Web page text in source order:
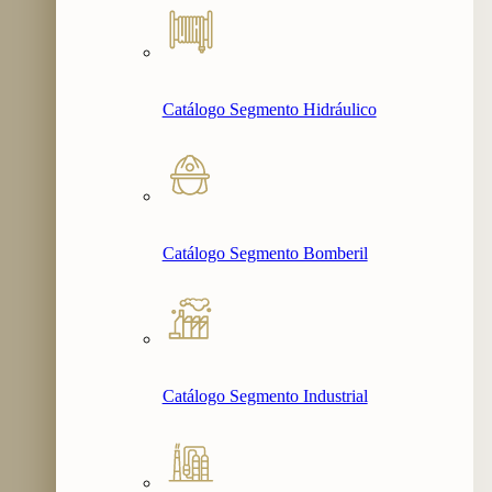
Catálogo Segmento Hidráulico
Catálogo Segmento Bomberil
Catálogo Segmento Industrial